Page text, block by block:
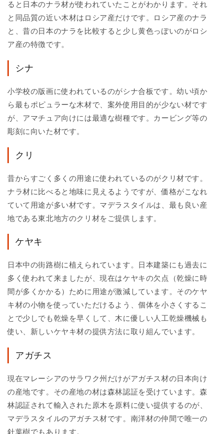
ると日本のナラ材が使われていたことがわかります。それ
と同品質の近い木材はロシア産だけです。ロシア産のナラ
と、昔の日本のナラを比較すると少し黄色っぽいのがロシ
ア産の特徴です。
シナ
小学校の版画に使われているのがシナ合板です。幼い頃か
ら最もポピュラーな木材で、案外使用目的が少ない材です
が、アマチュア向けには最適な樹種です。カービング等の
彫刻に向いた材です。
クリ
昔からすごく多くの用途に使われているのがクリ材です。
ナラ材に比べると地味に見えるようですが、価格がこなれ
ていて用途が多い材です。マデラスタイルは、最も良い産
地である東北地方のクリ材をご提供します。
ケヤキ
日本中の街路樹に植えられています。日本建築にも過去に
多く使われて来ましたが、現在はケヤキの欠点（乾燥に時
間が多くかかる）ために用途が激減しています。そのケヤ
キ材の小物を使っていただけるよう、個体を小さくするこ
とで少しでも乾燥を早くして、木に優しい人工乾燥機械も
使い、新しいケヤキ材の提供方法に取り組んでいます。
アガチス
現在マレーシアのサラワク州だけがアガチス材の日本向け
の産地です。その産地の材は森林認証を受けています。森
林認証されて輸入された原木を原料に使い提供するのが、
マデラスタイルのアガチス材です。南洋材の仲間で唯一の